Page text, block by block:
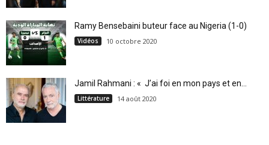
Ramy Bensebaini buteur face au Nigeria (1-0)
Vidéos 10 octobre 2020
Jamil Rahmani : « J’ai foi en mon pays et en...
Littérature 14 août 2020